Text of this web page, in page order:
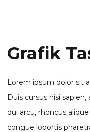
Grafik
Lorem ipsum dolor sit
Duis cursus nisi
dui arcu, rhoncus
congue lobortis